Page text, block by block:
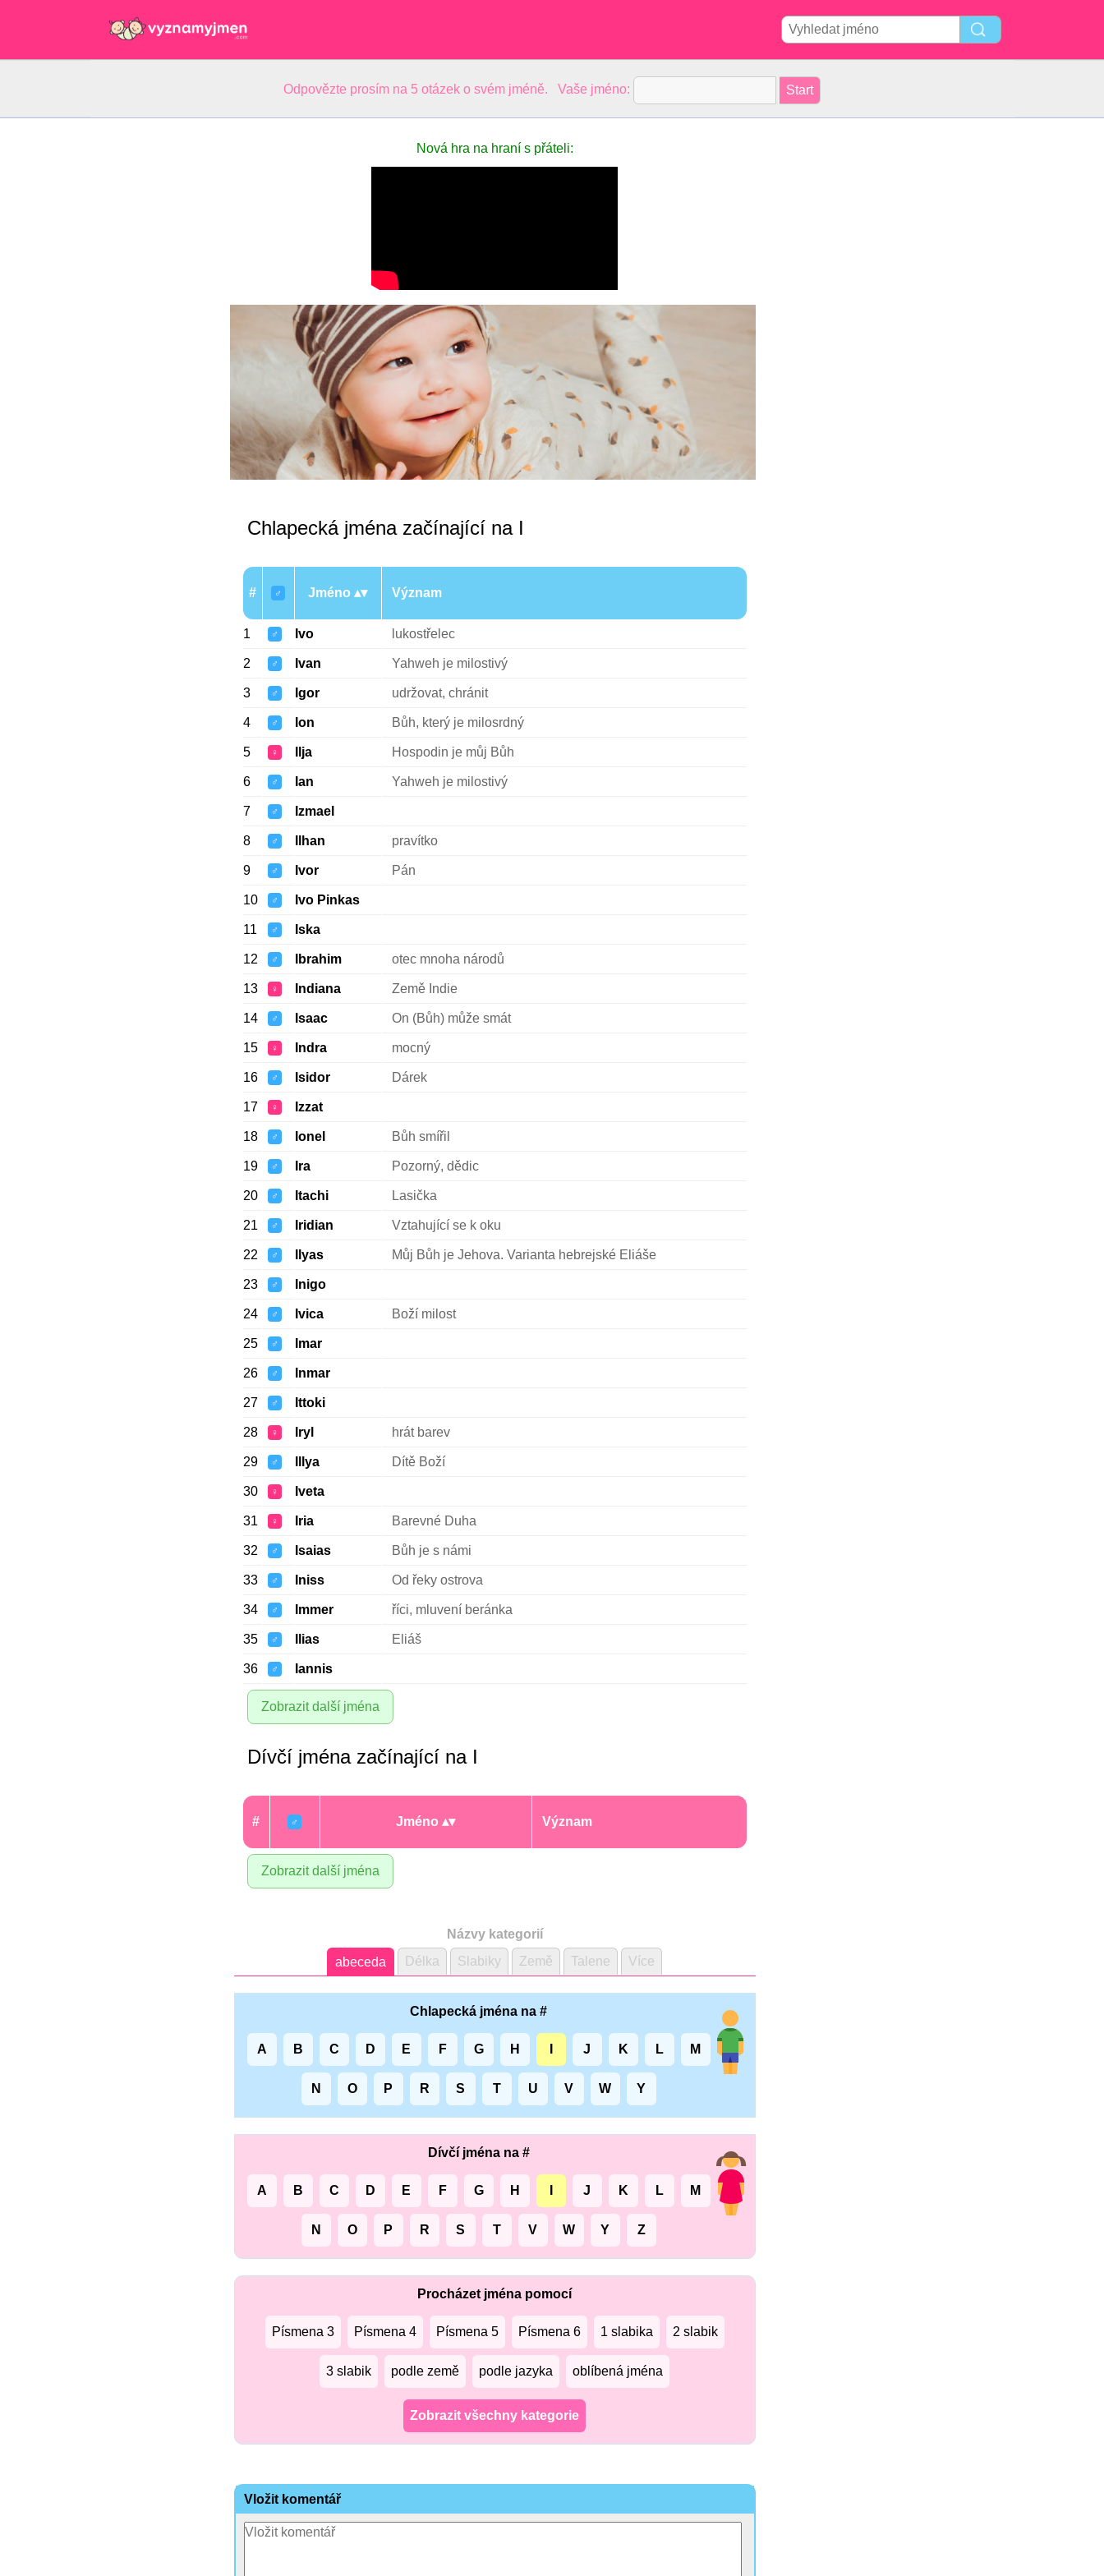
Odpovězte prosím na 5 otázek o svém jméně. Vaše jméno:
Nová hra na hraní s přáteli:
Chlapecká jména začínající na I
# ♂ Jméno Význam
1 ♂ Ivo lukostřelec
2 ♂ Ivan Yahweh je milostivý
3 ♂ Igor udržovat, chránit
4 ♂ Ion Bůh, který je milosrdný
5 ♀ Ilja Hospodin je můj Bůh
6 ♂ Ian Yahweh je milostivý
7 ♂ Izmael
8 ♂ Ilhan pravítko
9 ♂ Ivor Pán
10 ♂ Ivo Pinkas
11 ♂ Iska
12 ♂ Ibrahim otec mnoha národů
13 ♀ Indiana Země Indie
14 ♂ Isaac On (Bůh) může smát
15 ♀ Indra mocný
16 ♂ Isidor Dárek
17 ♀ Izzat
18 ♂ Ionel Bůh smířil
19 ♂ Ira Pozorný, dědic
20 ♂ Itachi Lasička
21 ♂ Iridian Vztahující se k oku
22 ♂ Ilyas Můj Bůh je Jehova. Varianta hebrejské Eliáše
23 ♂ Inigo
24 ♂ Ivica Boží milost
25 ♂ Imar
26 ♂ Inmar
27 ♂ Ittoki
28 ♀ Iryl hrát barev
29 ♂ Illya Dítě Boží
30 ♀ Iveta
31 ♀ Iria Barevné Duha
32 ♂ Isaias Bůh je s námi
33 ♂ Iniss Od řeky ostrova
34 ♂ Immer říci, mluvení beránka
35 ♂ Ilias Eliáš
36 ♂ Iannis
Zobrazit další jména
Dívčí jména začínající na I
# ♂ Jméno Význam
Zobrazit další jména
Názvy kategorií
abeceda
Délka Slabiky Země Talene Více
Chlapecká jména na #
A B C D E F G H J K L M
N O P R S T U V W Y
Dívčí jména na #
A B C D E F G H J K L M
N O P R S T V W Y Z
Procházet jména pomocí
Písmena 3 Písmena 4 Písmena 5 Písmena 6 1 slabika 2 slabik
3 slabik podle země podle jazyka oblíbená jména
Zobrazit všechny kategorie
Vložit komentář